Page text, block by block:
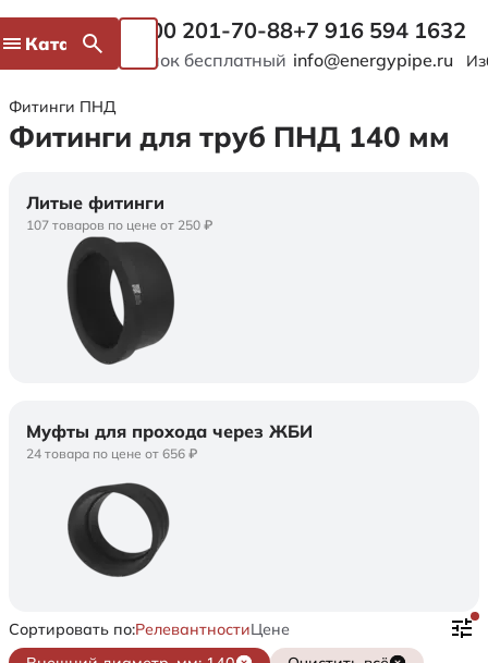
Каталог 8 800 201-70-88
Звонок бесплатный
+7 916 594 1632
info@energypipe.ru
Фитинги ПНД
Фитинги для труб ПНД 140 мм
Литые фитинги
107 товаров по цене от 250 ₽
Муфты для прохода через ЖБИ
24 товара по цене от 656 ₽
Сортировать по:РелевантностиЦене